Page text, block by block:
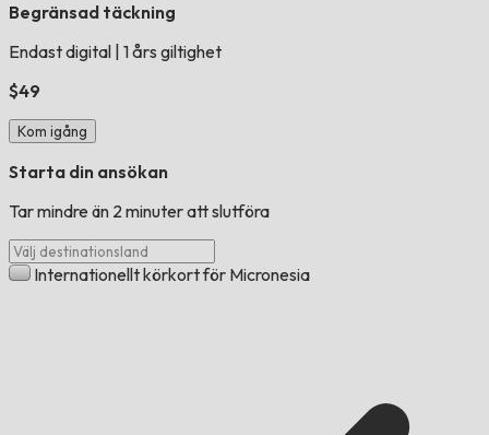
Begränsad täckning
Endast digital 1 års giltighet
$49
Kom igång
Starta din ansökan
Tar mindre än 2 minuter att slutföra
Internationellt körkort för Micronesia